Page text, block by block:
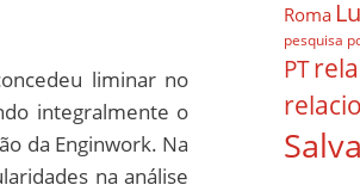
liminar no
integralmente o
da Enginwork. Na
na análise
Roma
pesquisa
PT